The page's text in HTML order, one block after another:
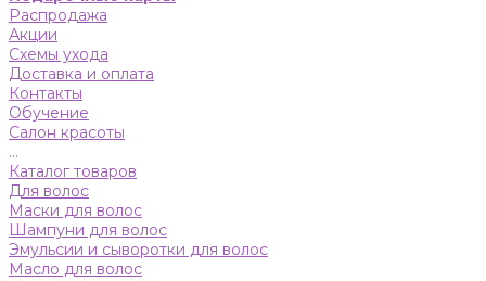
Распродажа
Акции
Схемы ухода
Доставка и оплата
Контакты
Обучение
Салон красоты
...
Каталог товаров
Для волос
Маски для волос
Шампуни для волос
Эмульсии и сыворотки для волос
Масло для волос